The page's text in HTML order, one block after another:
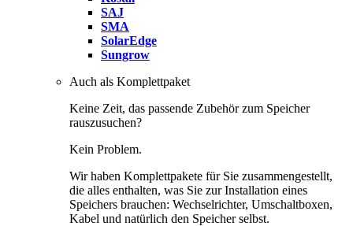
SAJ
SMA
SolarEdge
Sungrow
Auch als Komplettpaket
Keine Zeit, das passende Zubehör zum Speicher
rauszusuchen?
Kein Problem.
Wir haben Komplettpakete für Sie zusammengestellt,
die alles enthalten, was Sie zur Installation eines
Speichers brauchen: Wechselrichter, Umschaltboxen,
Kabel und natürlich den Speicher selbst.